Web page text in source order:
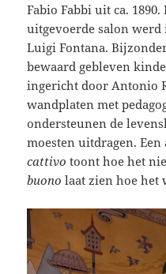
Fabio Fabbi uit ca.
uitgevoerde salon
Luigi Fontana.
bewaard gebleven
ingericht door Antonio
wandplaten met
ondersteunen de
moesten uitdragen.
cattivotoont hoe het
buono laat zien hoe het